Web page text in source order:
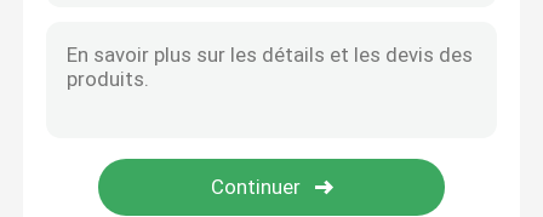
laser à commutation de Q de yag de ND
machine d'épilation de chargement initial